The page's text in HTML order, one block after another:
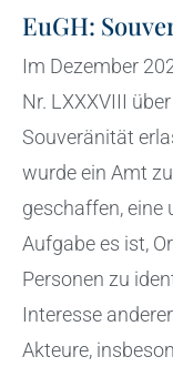
EuGH:
Im Dezember
Nr. LXXXVIII
Souveränität
wurde ein Amt
geschaffen, eine
Aufgabe es ist,
Personen zu
Interesse
Akteure,